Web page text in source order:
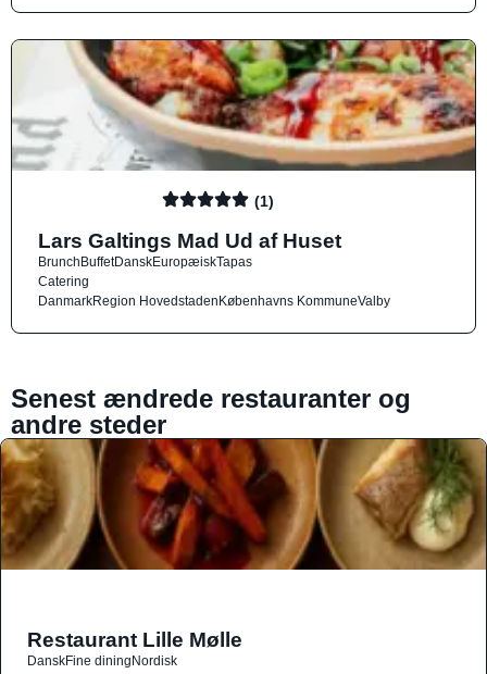
(1)
Lars Galtings Mad Ud af Huset
BrunchBuffetDanskEuropæiskTapas
Catering
DanmarkRegion HovedstadenKøbenhavns KommuneValby
Senest ændrede restauranter og
andre steder
Restaurant Lille Mølle
DanskFine diningNordisk